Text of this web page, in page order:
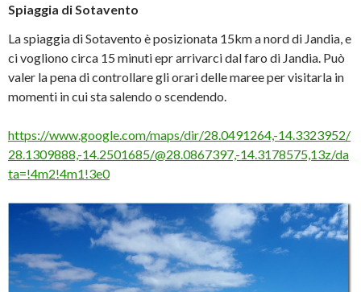
Spiaggia di Sotavento
La spiaggia di Sotavento è posizionata 15km a nord di Jandia, e
ci vogliono circa 15 minuti epr arrivarci dal faro di Jandia. Può
valer la pena di controllare gli orari delle maree per visitarla in
momenti in cui sta salendo o scendendo.
https://www.google.com/maps/dir/28.0491264,-14.3323952/
28.1309888,-14.2501685/@28.0867397,-14.3178575,13z/da
ta=!4m2!4m1!3e0